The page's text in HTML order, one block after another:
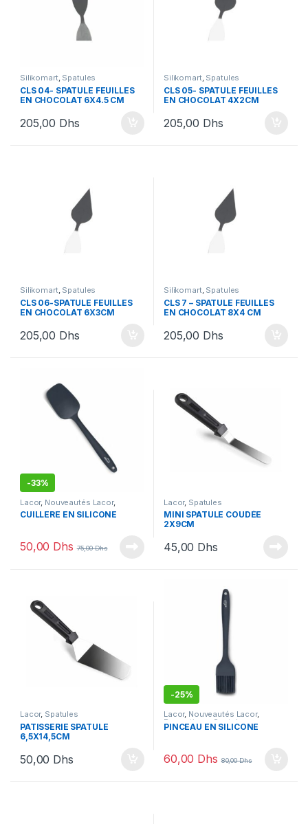
Silikomart, Spatules
CLS 04- SPATULE FEUILLES
EN CHOCOLAT 6X4.5 CM
205,00 Dhs
Silikomart, Spatules
CLS 05- SPATULE FEUILLES
EN CHOCOLAT 4X2CM
205,00 Dhs
Silikomart, Spatules
CLS 06-SPATULE FEUILLES
EN CHOCOLAT 6X3CM
205,00 Dhs
Silikomart, Spatules
CLS 7 – SPATULE FEUILLES
EN CHOCOLAT 8X4 CM
205,00 Dhs
-33%
Lacor, Nouveautés Lacor,
Promotions,Spatules
CUILLERE EN SILICONE
50,00 Dhs 75,00Dhs
Lacor, Spatules
MINI SPATULE COUDÉE
2X9CM
45,00 Dhs
Lacor, Spatules
PATISSERIE SPATULE
6,5X14,5CM
50,00 Dhs
-25%
Lacor, Nouveautés Lacor,
Promotions, Spatules
PINCEAU EN SILICONE
60,00 Dhs 80,00Dhs